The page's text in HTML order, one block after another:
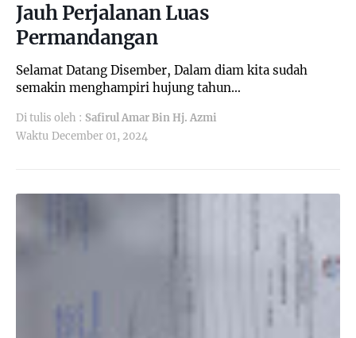
Jauh Perjalanan Luas
Permandangan
Selamat Datang Disember, Dalam diam kita sudah
semakin menghampiri hujung tahun…
Di tulis oleh : Safirul Amar Bin Hj. Azmi
Waktu December 01, 2024